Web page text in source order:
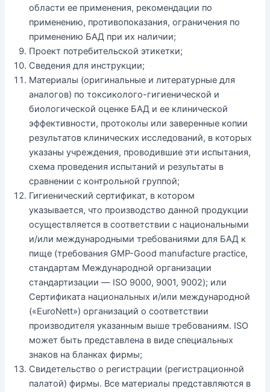
области ее применения, рекомендации по
применению, противопоказания, ограничения по
применению БАД при их наличии;
Проект потребительской этикетки;
Сведения для инструкции;
Материалы (оригинальные и литературные для
аналогов) по токсиколого-гигиенической и
биологической оценке БАД и ее клинической
эффективности, протоколы или заверенные копии
результатов клинических исследований, в которых
указаны учреждения, проводившие эти испытания,
схема проведения испытаний и результаты в
сравнении с контрольной группой;
Гигиенический сертификат, в котором
указывается, что производство данной продукции
осуществляется в соответствии с национальными
и/или международными требованиями для БАД к
пище (требования GMP-Good manufacture practice,
стандартам Международной организации
стандартизации — ISO 9000, 9001, 9002); или
Сертификата национальных и/или международной
(«EuroNett») организаций о соответствии
производителя указанным выше требованиям. ISO
может быть представлена в виде специальных
знаков на бланках фирмы;
Свидетельство о регистрации (регистрационной
палатой) фирмы. Все материалы представляются в